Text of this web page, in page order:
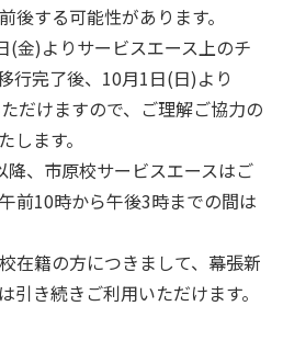
する可能性があります。
金)よりサービスエース上のチ
行完了後、10月1日(日)より
だけますので、ご理解ご協力の
します。
、市原校サービスエースはご
前10時から午後3時までの間は
在籍の方につきまして、幕張新
引き続きご利用いただけます。